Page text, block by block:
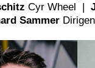
Cyr Wheel |
Sammer